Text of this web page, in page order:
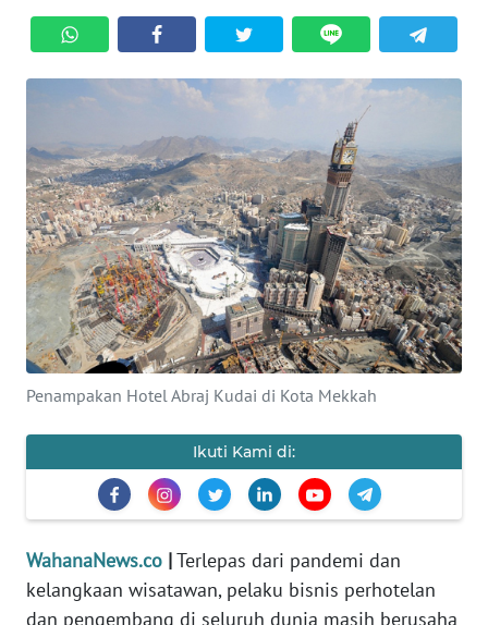
Penampakan Hotel Abraj Kudai di Kota Mekkah
Ikuti Kami di:
WahanaNews.co |Terlepas dari pandemi dan
kelangkaan wisatawan, pelaku bisnis perhotelan
dan pengembang di seluruh dunia masih berusaha
KRIMINAL
EKUIN
SAINS-TEKNO
KESEHATAN
INTERNASIONAL
SERBA-SERBI
PENDIDIKAN
EDITORIAL